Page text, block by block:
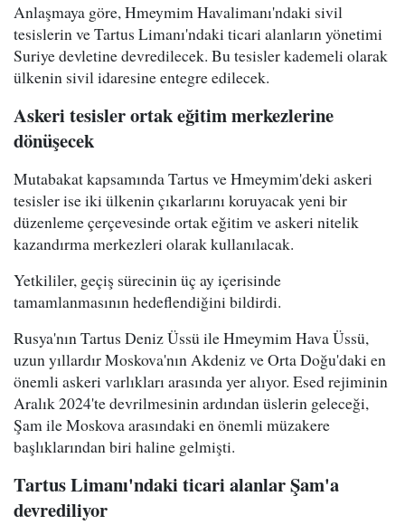
Anlaşmaya göre, Hmeymim Havalimanı'ndaki sivil
tesislerin ve Tartus Limanı'ndaki ticari alanların yönetimi
Suriye devletine devredilecek. Bu tesisler kademeli olarak
ülkenin sivil idaresine entegre edilecek.
Askeri tesisler ortak eğitim merkezlerine
dönüşecek
Mutabakat kapsamında Tartus ve Hmeymim'deki askeri
tesisler ise iki ülkenin çıkarlarını koruyacak yeni bir
düzenleme çerçevesinde ortak eğitim ve askeri nitelik
kazandırma merkezleri olarak kullanılacak.
Yetkililer, geçiş sürecinin üç ay içerisinde
tamamlanmasının hedeflendiğini bildirdi.
Rusya'nın Tartus Deniz Üssü ile Hmeymim Hava Üssü,
uzun yıllardır Moskova'nın Akdeniz ve Orta Doğu'daki en
önemli askeri varlıkları arasında yer alıyor. Esed rejiminin
Aralık 2024'te devrilmesinin ardından üslerin geleceği,
Şam ile Moskova arasındaki en önemli müzakere
başlıklarından biri haline gelmişti.
Tartus Limanı'ndaki ticari alanlar Şam'a
devrediliyor